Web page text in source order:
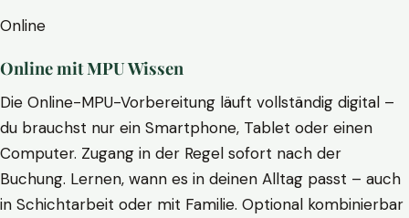
Online
Online mit MPU Wissen
Die Online-MPU-Vorbereitung läuft vollständig digital –
du brauchst nur ein Smartphone, Tablet oder einen
Computer. Zugang in der Regel sofort nach der
Buchung. Lernen, wann es in deinen Alltag passt – auch
in Schichtarbeit oder mit Familie. Optional kombinierbar